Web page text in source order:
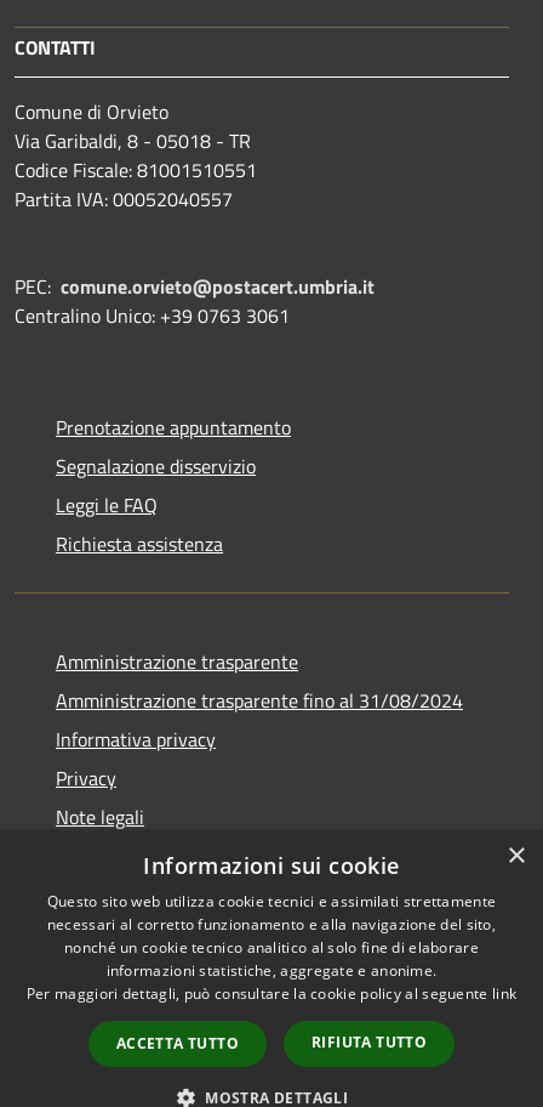
CONTATTI
Comune di Orvieto
Via Garibaldi, 8 - 05018 - TR
Codice Fiscale: 81001510551
Partita IVA: 00052040557
PEC: comune.orvieto@postacert.umbria.it
Centralino Unico: +39 0763 3061
Prenotazione appuntamento
Segnalazione disservizio
Leggi le FAQ
Richiesta assistenza
Amministrazione trasparente
Amministrazione trasparente fino al 31/08/2024
Informativa privacy
Privacy
Note legali
Dichiarazione di accessibilità
Accessibilità
Copyright © 2026 • Comune di
Orvieto • Powered by
Municipium•
Accesso
redazione
×
Informazioni sui cookie
Questo sito web utilizza cookie tecnici e assimilati strettamente
necessari al corretto funzionamento e alla navigazione del sito,
nonché un cookie tecnico analitico al solo fine di elaborare
informazioni statistiche, aggregate e anonime.
Per maggiori dettagli, può consultare la cookie policy al seguente link
ACCETTA TUTTO RIFIUTA TUTTO
MOSTRA DETTAGLI